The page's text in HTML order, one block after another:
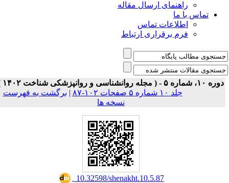
راهنمای ارسال مقاله
تماس با ما
اطلاعات تماس
فرم برقراری ارتباط
شماره ۵ - ( مجله روانشناسی و روانپزشکی شناخت ۱۴۰۲ )
جلد ۱۰ شماره ۵ صفحات ۱۰۲-۸۷
| برگشت به فهرست
نسخه ها
‎ 10.32598/shenakht.10.5.87